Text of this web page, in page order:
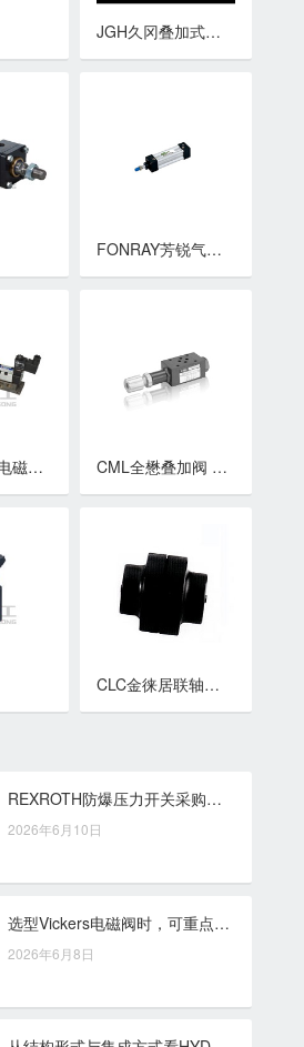
JGH久冈叠加式控制阀 MLN,ST系列叠加式缓冲阀
FONRAY芳锐气缸 ASI系列 无拉杆气缸
SHAKO新恭电磁阀 PS520系列五口二位ISO电磁阀 CML全懋叠加阀 积层型顺序阀 MSV-02,MSV-03系列
CLC金徕居联轴器 CP系列联轴器
REXROTH防爆压力开关采购前需要关注哪些选型细节
2026年6月10日
选型Vickers电磁阀时，可重点关注的五个产品维度
2026年6月8日